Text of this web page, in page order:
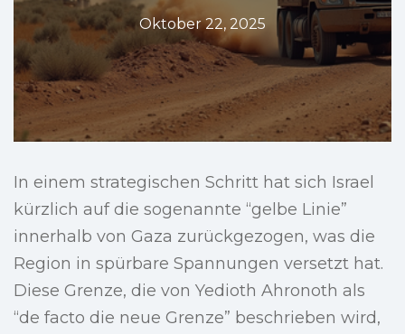
Oktober 22, 2025
In einem strategischen Schritt hat sich Israel
kürzlich auf die sogenannte “gelbe Linie”
innerhalb von Gaza zurückgezogen, was die
Region in spürbare Spannungen versetzt hat.
Diese Grenze, die von Yedioth Ahronoth als
“de facto die neue Grenze” beschrieben wird,